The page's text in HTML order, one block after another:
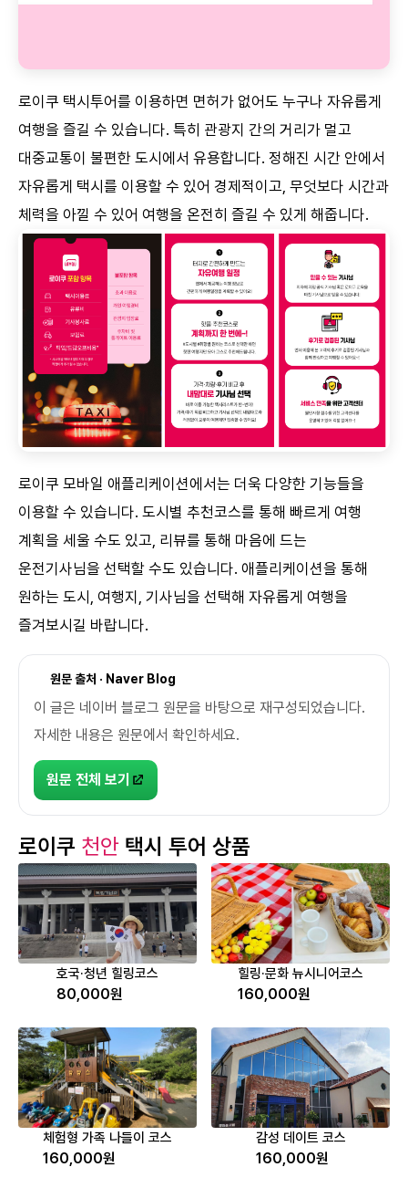
로이쿠 택시투어를 이용하면 면허가 없어도 누구나 자유롭게
여행을 즐길 수 있습니다. 특히 관광지 간의 거리가 멀고
대중교통이 불편한 도시에서 유용합니다. 정해진 시간 안에서
자유롭게 택시를 이용할 수 있어 경제적이고, 무엇보다 시간과
체력을 아낄 수 있어 여행을 온전히 즐길 수 있게 해줍니다.
로이쿠 모바일 애플리케이션에서는 더욱 다양한 기능들을
이용할 수 있습니다. 도시별 추천코스를 통해 빠르게 여행
계획을 세울 수도 있고, 리뷰를 통해 마음에 드는
운전기사님을 선택할 수도 있습니다. 애플리케이션을 통해
원하는 도시, 여행지, 기사님을 선택해 자유롭게 여행을
즐겨보시길 바랍니다.
원문 출처 · Naver Blog
이 글은 네이버 블로그 원문을 바탕으로 재구성되었습니다.
자세한 내용은 원문에서 확인하세요.
원문 전체 보기
로이쿠 천안 택시 투어 상품
호국·청년 힐링코스
80,000원
힐링·문화 뉴시니어코스
160,000원
체험형 가족 나들이 코스
160,000원
감성 데이트 코스
160,000원